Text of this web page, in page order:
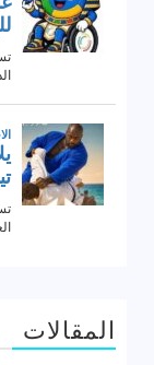
المقالات